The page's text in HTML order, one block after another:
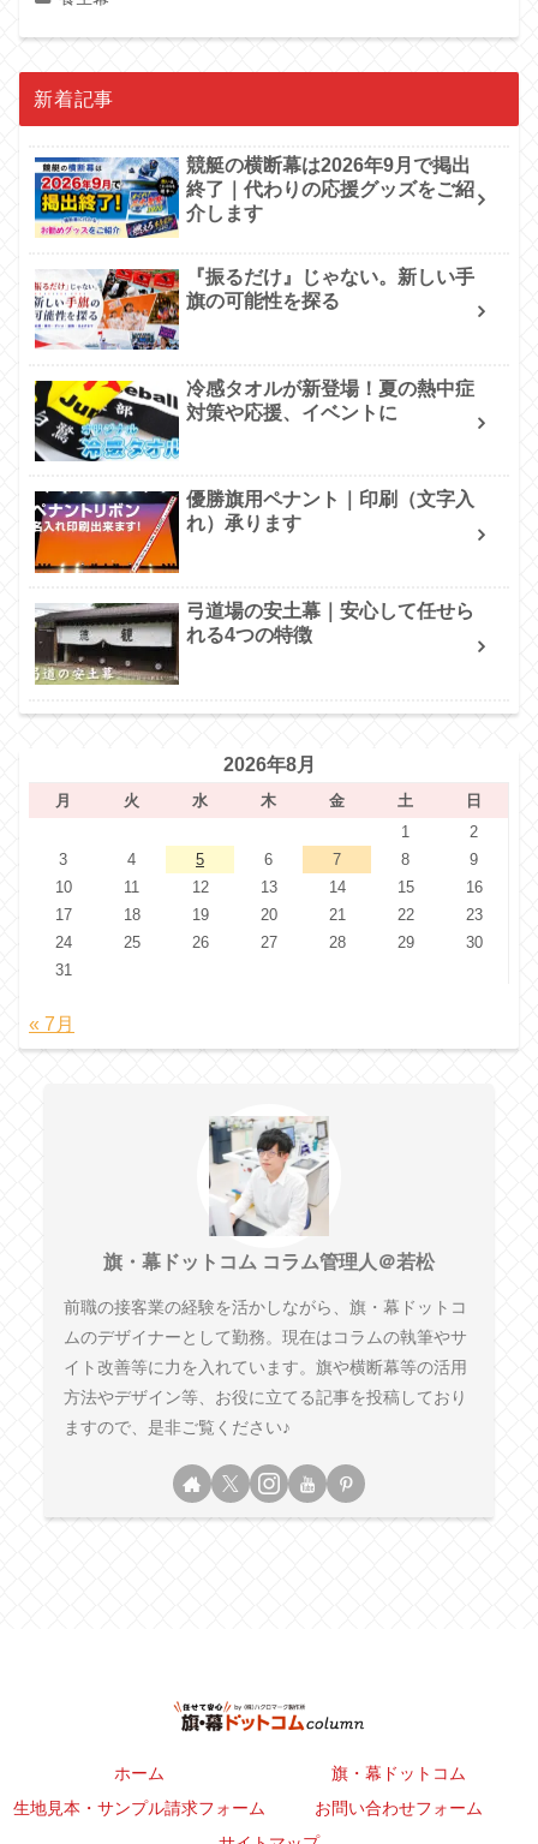
新着記事
競艇の横断幕は2026年9月で掲出
終了｜代わりの応援グッズをご紹
介します
『振るだけ』じゃない。新しい手
旗の可能性を探る
冷感タオルが新登場！夏の熱中症
対策や応援、イベントに
優勝旗用ペナント｜印刷（文字入
れ）承ります
弓道場の安土幕｜安心して任せら
れる4つの特徴
2026年8月
月 火 水 木 金 土
日
1
2
3
4 5 6 7 8
9
10
11 12 13 14 15
16
17
18 19 20 21 22
23
24
25 26 27 28 29
30
31
« 7月
旗・幕ドットコム コラム管理人＠若松
前職の接客業の経験を活かしながら、旗・幕ドットコ
ムのデザイナーとして勤務。現在はコラムの執筆やサ
イト改善等に力を入れています。旗や横断幕等の活用
方法やデザイン等、お役に立てる記事を投稿しており
ますので、是非ご覧ください♪
ホーム
旗・幕ドットコム
生地見本・サンプル請求フォーム
お問い合わせフォーム